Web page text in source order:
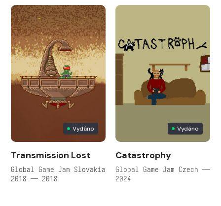
Vydáno
Transmission Lost
Global Game Jam Slovakia
2018 — 2018
Vydáno
Catastrophy
Global Game Jam Czech —
2024